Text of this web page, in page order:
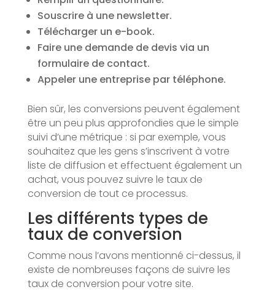
Souscrire à une newsletter.
Télécharger un e-book.
Faire une demande de devis via un
formulaire de contact.
Appeler une entreprise par téléphone.
Bien sûr, les conversions peuvent également
être un peu plus approfondies que le simple
suivi d’une métrique : si par exemple, vous
souhaitez que les gens s’inscrivent à votre
liste de diffusion et effectuent également un
achat, vous pouvez suivre le taux de
conversion de tout ce processus.
Les différents types de
taux de conversion
Comme nous l’avons mentionné ci-dessus, il
existe de nombreuses façons de suivre les
taux de conversion pour votre site.